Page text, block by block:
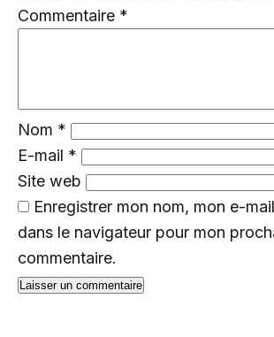
Commentaire *
Nom *
E-mail *
Site web
Enregistrer mon nom, mon e-
dans le navigateur pour mon
commentaire.